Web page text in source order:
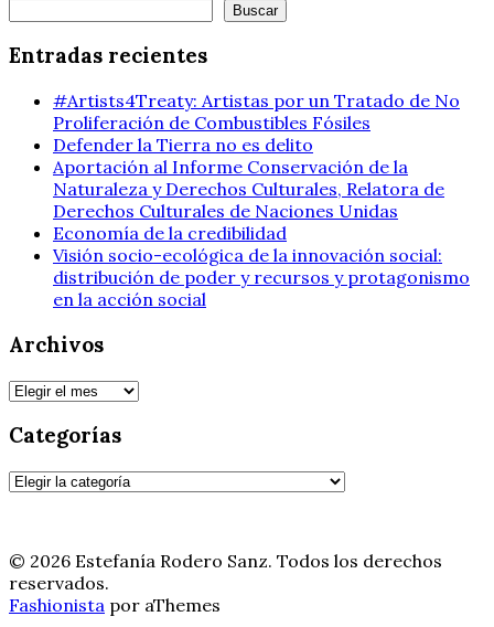
Buscar
Entradas recientes
#Artists4Treaty: Artistas por un Tratado de No
Proliferación de Combustibles Fósiles
Defender la Tierra no es delito
Aportación al Informe Conservación de la
Naturaleza y Derechos Culturales, Relatora de
Derechos Culturales de Naciones Unidas
Economía de la credibilidad
Visión socio-ecológica de la innovación social:
distribución de poder y recursos y protagonismo
en la acción social
Archivos
Archivos
Categorías
Categorías
© 2026 Estefanía Rodero Sanz. Todos los derechos
reservados.
Fashionista por aThemes